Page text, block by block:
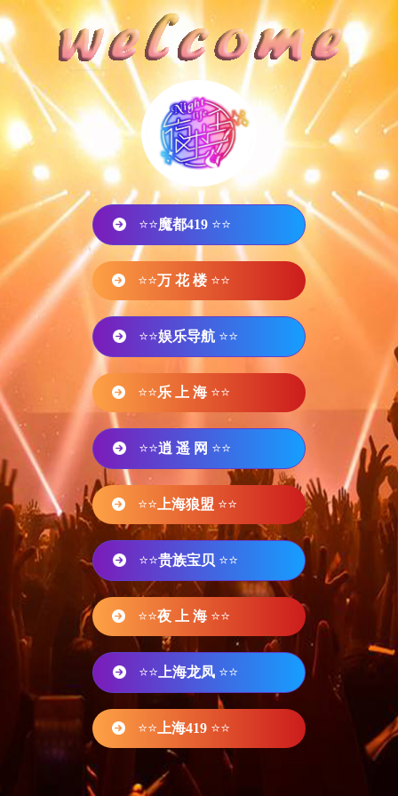
⭐⭐魔都419 ⭐⭐
⭐⭐万 花 楼 ⭐⭐
⭐⭐娱乐导航 ⭐⭐
⭐⭐乐 上 海 ⭐⭐
⭐⭐逍 遥 网 ⭐⭐
⭐⭐ 上海狼盟 ⭐⭐
⭐⭐贵族宝贝 ⭐⭐
⭐⭐夜 上 海 ⭐⭐
⭐⭐ 上海龙凤 ⭐⭐
⭐⭐ 上海419 ⭐⭐